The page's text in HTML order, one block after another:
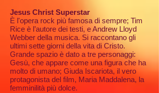
Jesus Christ Superstar
È l'opera rock più famosa di sempre; Tim
Rice è l’autore dei testi, e Andrew Lloyd
Webber della musica. Si raccontano gli
ultimi sette giorni della vita di Cristo.
Grande spazio è dato a tre personaggi:
Gesù, che appare come una figura che ha
molto di umano; Giuda Iscariota, il vero
protagonista del film, Maria Maddalena, la
femminilità più dolce.